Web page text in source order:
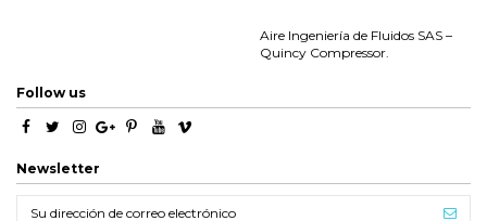
Aire Ingeniería de Fluidos SAS –
Quincy Compressor.
Follow us
Newsletter